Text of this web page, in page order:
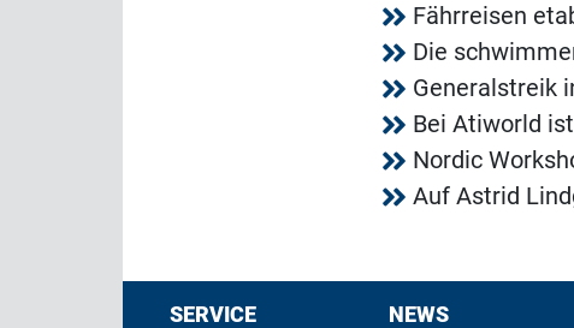
Fährreisen
Die
Generalstreik
Bei Atiworld
Nordic
Auf Astrid
SERVICE NEWS